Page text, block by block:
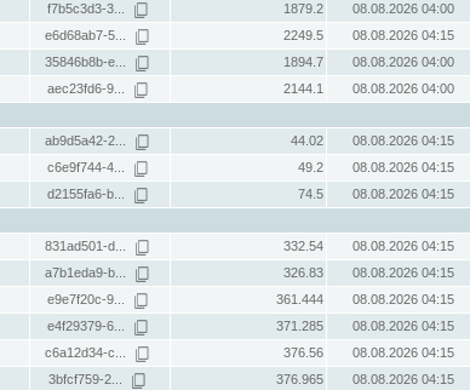
f7b5c3d3-3... 1879.2
08.08.2026 04:00
e6d68ab7-5... 2249.5
08.08.2026 04:15
35846b8b-e... 1894.7
08.08.2026 04:00
aec23fd6-9... 2144.1
08.08.2026 04:00
ab9d5a42-2... 44.02
08.08.2026 04:15
c6e9f744-4... 49.2
08.08.2026 04:15
d2155fa6-b... 74.5
08.08.2026 04:15
831ad501-d... 332.54
08.08.2026 04:15
a7b1eda9-b... 326.83
08.08.2026 04:15
e9e7f20c-9... 361.444
08.08.2026 04:15
e4f29379-6... 371.285
08.08.2026 04:15
c6a12d34-c... 376.56
08.08.2026 04:15
3bfcf759-2... 376.965
08.08.2026 04:15